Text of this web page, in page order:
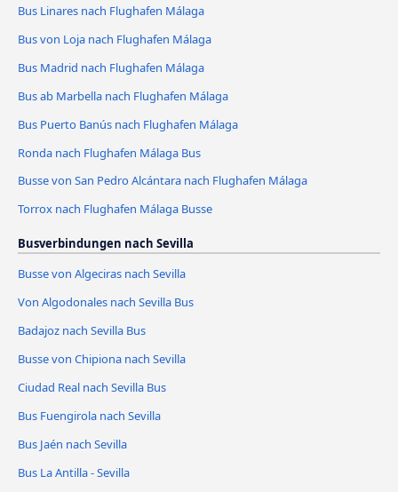
Bus Linares nach Flughafen Málaga
Bus von Loja nach Flughafen Málaga
Bus Madrid nach Flughafen Málaga
Bus ab Marbella nach Flughafen Málaga
Bus Puerto Banús nach Flughafen Málaga
Ronda nach Flughafen Málaga Bus
Busse von San Pedro Alcántara nach Flughafen Málaga
Torrox nach Flughafen Málaga Busse
Busverbindungen nach Sevilla
Busse von Algeciras nach Sevilla
Von Algodonales nach Sevilla Bus
Badajoz nach Sevilla Bus
Busse von Chipiona nach Sevilla
Ciudad Real nach Sevilla Bus
Bus Fuengirola nach Sevilla
Bus Jaén nach Sevilla
Bus La Antilla - Sevilla